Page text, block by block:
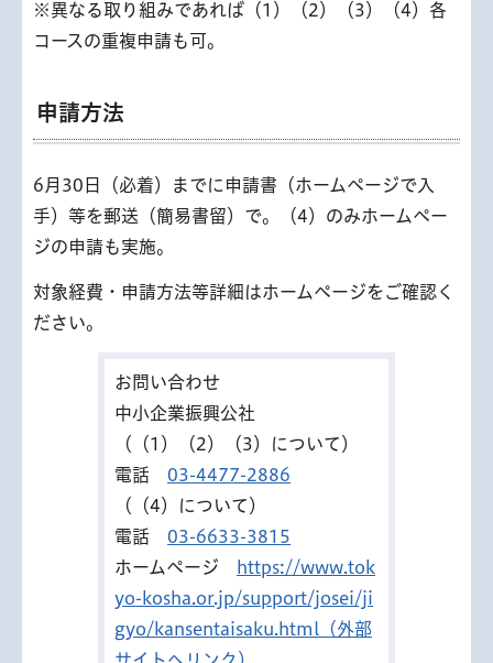
※異なる取り組みであれば（1）（2）（3）（4）各
コースの重複申請も可。
申請方法
6月30日（必着）までに申請書（ホームページで入
手）等を郵送（簡易書留）で。（4）のみホームペー
ジの申請も実施。
対象経費・申請方法等詳細はホームページをご確認く
ださい。
お問い合わせ
中小企業振興公社
（（1）（2）（3）について）
電話 03-4477-2886
（（4）について）
電話 03-6633-3815
ホームページ
https://www.tok
yo-kosha.or.jp/support/josei/ji
gyo/kansentaisaku.html（外部